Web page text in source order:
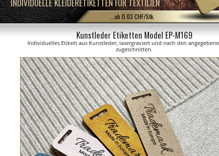
INDIVIDUELLE KLEIDERETIKETTEN FÜR TEXTILIEN
...ab 0.03 CHF/Stk.
Kunstleder Etiketten Model EP-M169
Individuelles Etikett aus Kunstleder, lasergraviert und nach den
zugeschnitten.